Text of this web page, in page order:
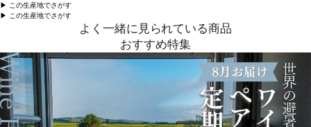
▶︎ この生産地でさがす
▶︎ この生産地でさがす
よく一緒に見られている商品
おすすめ特集